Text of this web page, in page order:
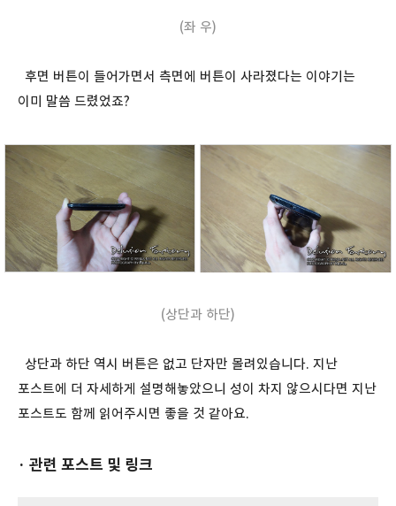
(좌 우)
후면 버튼이 들어가면서 측면에 버튼이 사라졌다는 이야기는
이미 말씀 드렸었죠?
(상단과 하단)
상단과 하단 역시 버튼은 없고 단자만 몰려있습니다. 지난
포스트에 더 자세하게 설명해놓았으니 성이 차지 않으시다면 지난
포스트도 함께 읽어주시면 좋을 것 같아요.
· 관련 포스트 및 링크